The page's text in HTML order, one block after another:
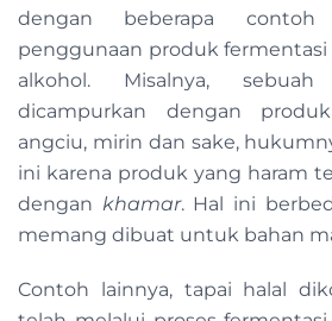
dengan beberapa
penggunaan produk
alkohol. Misalnya,
dicampurkan dengan
angciu, mirin dan sake,
ini karena produk yang haram
dengan khamar. Hal ini
memang dibuat untuk bahan
Contoh lainnya, tapai halal